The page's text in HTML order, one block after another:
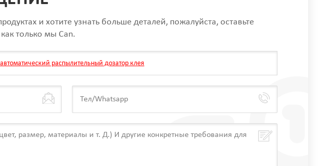
и хотите узнать больше деталей, пожалуйста, оставьте
только мы Can.
распылительный дозатор клея